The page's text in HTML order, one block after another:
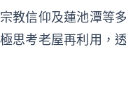
教信仰及蓮池潭等
思考老屋再利用，